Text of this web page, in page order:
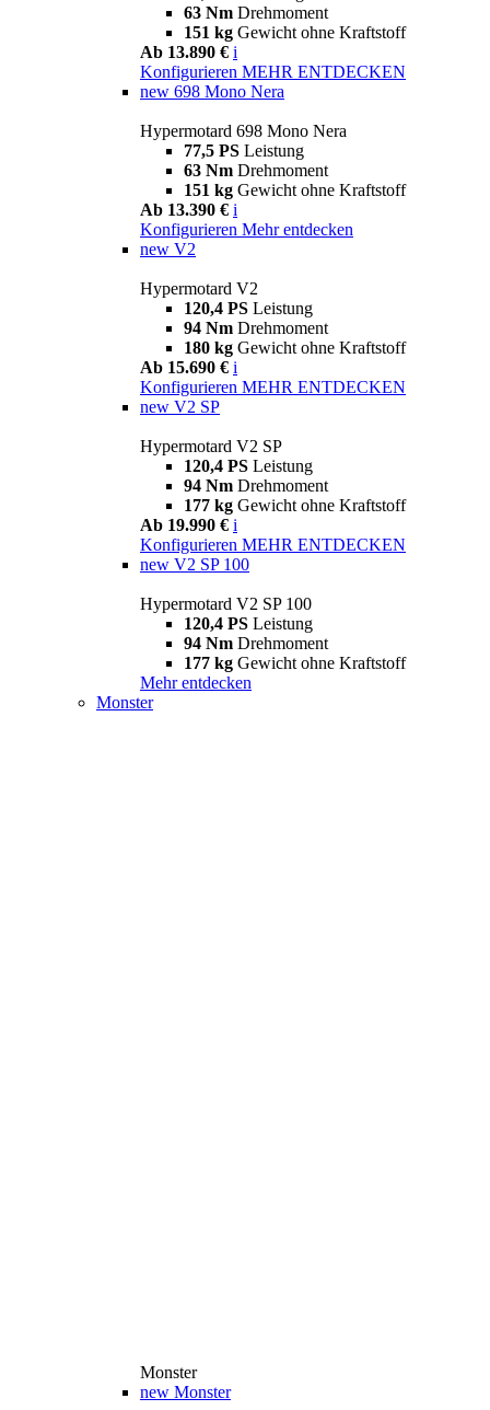
63 Nm Drehmoment
151 kg Gewicht ohne Kraftstoff
Ab 13.890 € i
Konfigurieren MEHR ENTDECKEN
new 698 Mono Nera
Hypermotard 698 Mono Nera
77,5 PS Leistung
63 Nm Drehmoment
151 kg Gewicht ohne Kraftstoff
Ab 13.390 € i
Konfigurieren Mehr entdecken
new V2
Hypermotard V2
120,4 PS Leistung
94 Nm Drehmoment
180 kg Gewicht ohne Kraftstoff
Ab 15.690 € i
Konfigurieren MEHR ENTDECKEN
new V2 SP
Hypermotard V2 SP
120,4 PS Leistung
94 Nm Drehmoment
177 kg Gewicht ohne Kraftstoff
Ab 19.990 € i
Konfigurieren MEHR ENTDECKEN
new V2 SP 100
Hypermotard V2 SP 100
120,4 PS Leistung
94 Nm Drehmoment
177 kg Gewicht ohne Kraftstoff
Mehr entdecken
Monster
Monster
new Monster